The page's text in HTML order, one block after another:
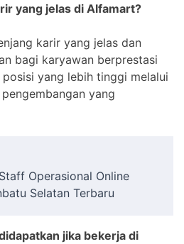
yang jelas di Alfamart?
karir yang jelas dan
bagi karyawan berprestasi
yang lebih tinggi melalui
yang
Operasional Online
Selatan Terbaru
jika bekerja di